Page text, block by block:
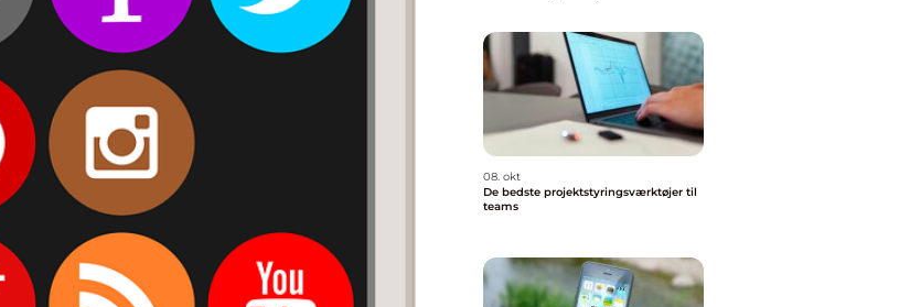
08. okt
De bedste projektstyringsværktøjer til
teams